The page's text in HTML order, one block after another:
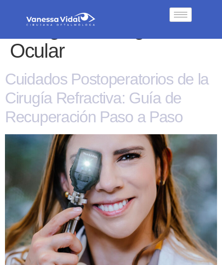
Categoría:
Ocular
Cuidados Postoperatorios de la
Cirugía Refractiva: Guía de
Recuperación Paso a Paso